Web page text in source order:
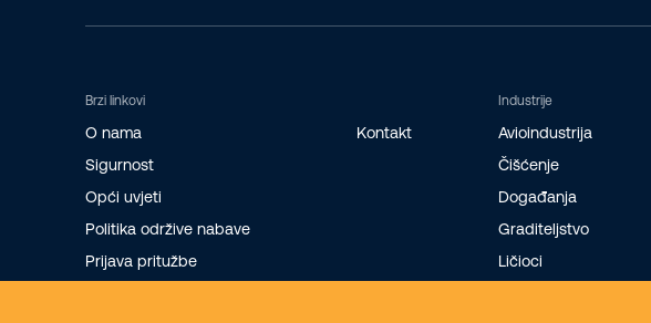
Brzi linkovi
O nama
Sigurnost
Opći uvjeti
Politika održive nabave
Prijava pritužbe
Kontakt
Industrije
Avioindustrija
Čišćenje
Događanja
Graditeljstvo
Ličioci